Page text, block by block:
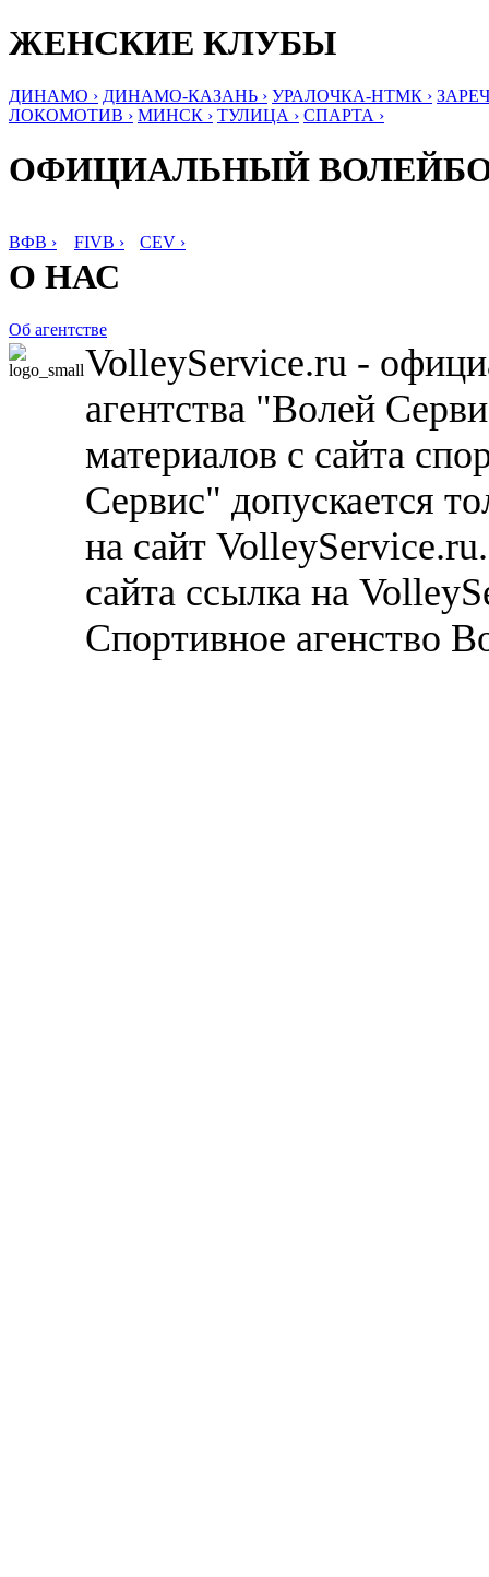
ЖЕНСКИЕ КЛУБЫ
ДИНАМО › ДИНАМО-КАЗАНЬ › УРАЛОЧКА-НТМК ›
ЛОКОМОТИВ › МИНСК › ТУЛИЦА › СПАРТА ›
ОФИЦИАЛЬНЫЙ
ВФВ › FIVB › CEV ›
О НАС
Об агентстве
VolleyService.ru -
агентства "Волей
материалов с сайта
Сервис" допускается
на сайт
сайта ссылка на
Спортивное агенство